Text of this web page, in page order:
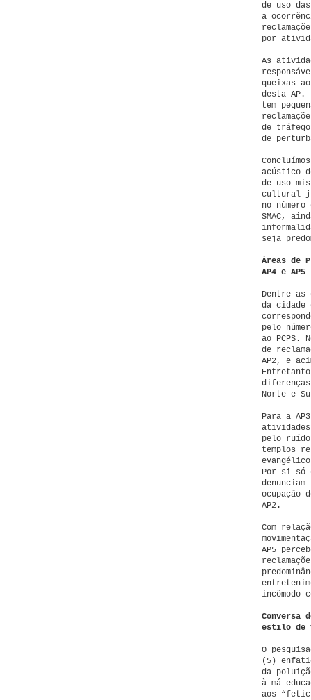
de uso
a
por
As
queixas
desta
tem
de tráfego
de
acústico
de uso
cultural
no
SMAC,
seja
Áreas de
AP4 e AP5
Dentre as
da cidade
pelo
ao PCPS.
de
AP2, e
Norte e
Para a
pelo
templos
Por si só
ocupação
AP2.
Com
AP5
incômodo
Conversa
estilo de
O
(5)
da
à má
aos